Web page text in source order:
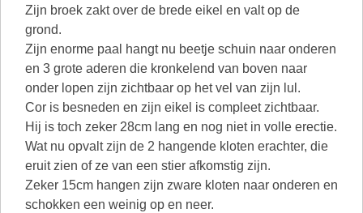
Zijn broek zakt over de brede eikel en valt op de
grond.
Zijn enorme paal hangt nu beetje schuin naar onderen
en 3 grote aderen die kronkelend van boven naar
onder lopen zijn zichtbaar op het vel van zijn lul.
Cor is besneden en zijn eikel is compleet zichtbaar.
Hij is toch zeker 28cm lang en nog niet in volle erectie.
Wat nu opvalt zijn de 2 hangende kloten erachter, die
eruit zien of ze van een stier afkomstig zijn.
Zeker 15cm hangen zijn zware kloten naar onderen en
schokken een weinig op en neer.